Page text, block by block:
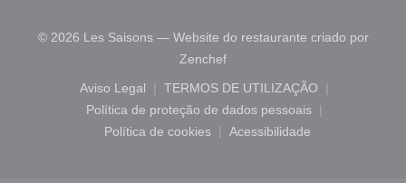
© 2026 Les Saisons — Website do restaurante criado por
Zenchef((abre numa nova janela))
Aviso Legal
((abre numa nova janela))
TERMOS DE UTILIZAÇÃO
((abre numa nova janela))
Política de proteção de dados pessoais
((abre numa nova janela))
Política de cookies
((abre numa nova janela))
Acessibilidade
((abre numa nova